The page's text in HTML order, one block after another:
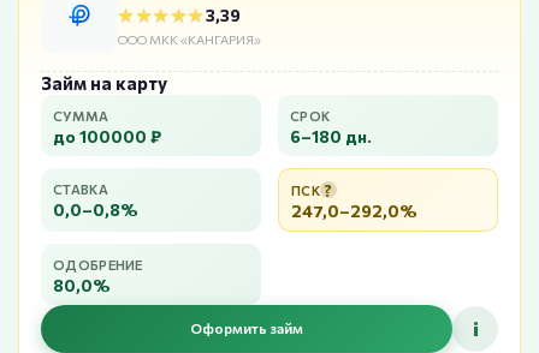
★★★★★
★★★★★3,39
ООО МКК «КАНГАРИЯ»
Займ на карту
СУММА
до 100000 ₽
СРОК
6–180 дн.
СТАВКА
0,0–0,8%
ПСК ?
247,0–292,0%
ОДОБРЕНИЕ
80,0%
Оформить займ i